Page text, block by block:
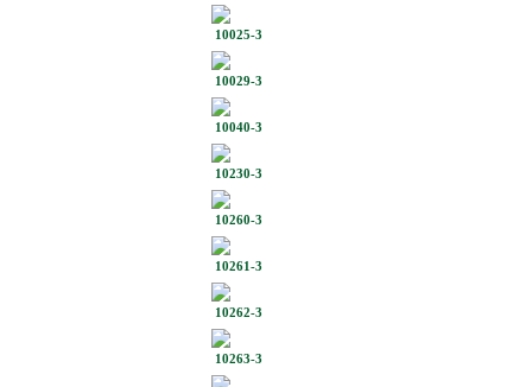
10025-3
10029-3
10040-3
10230-3
10260-3
10261-3
10262-3
10263-3